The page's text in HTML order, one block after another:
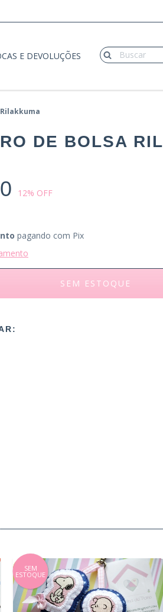
E DEVOLUÇÕES
DE BOLSA
12% OFF
pagando com Pix
SEM
ESTOQUE